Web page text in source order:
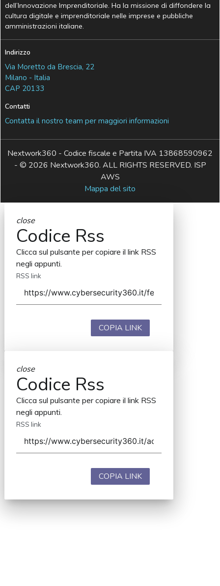
dell’Innovazione Imprenditoriale. Ha la missione di diffondere la
cultura digitale e imprenditoriale nelle imprese e pubbliche
amministrazioni italiane.
Indirizzo
Via Moretto da Brescia, 22
Milano - Italia
CAP 20133
Contatti
Contatta il nostro team per maggiori informazioni
Nextwork360 - Codice fiscale e Partita IVA 13868590962
- © 2026 Nextwork360. ALL RIGHTS RESERVED. ISP
AWS
Mappa del sito
close
Codice Rss
Clicca sul pulsante per copiare il link RSS
negli appunti.
RSS link
COPIA LINK
close
Codice Rss
Clicca sul pulsante per copiare il link RSS
negli appunti.
RSS link
COPIA LINK